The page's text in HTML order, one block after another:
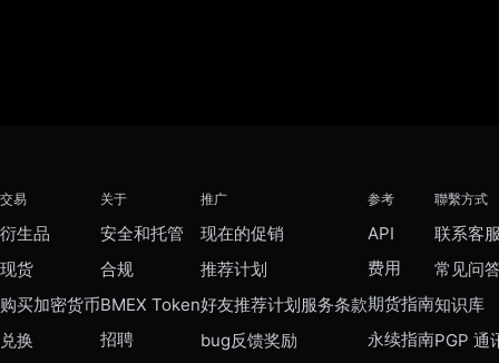
交易
衍生品
现货
购买加密货币
兑换
关于
安全和托管
合规
BMEX Token
招聘
推广
现在的促销
推荐计划
好友推荐计划服务条款
bug反馈奖励
参考
API
费用
期货指南
永续指南
聯繫方式
联系客
常见问
知识库
PGP 通